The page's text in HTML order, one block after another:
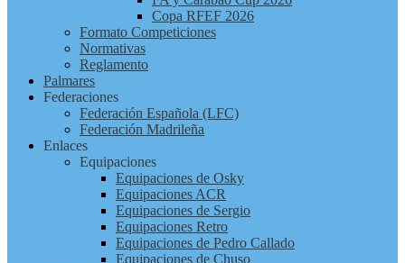
Copa RFEF 2026
Formato Competiciones
Normativas
Reglamento
Palmares
Federaciones
Federación Española (LFC)
Federación Madrileña
Enlaces
Equipaciones
Equipaciones de Osky
Equipaciones ACR
Equipaciones de Sergio
Equipaciones Retro
Equipaciones de Pedro Callado
Equipaciones de Chuso